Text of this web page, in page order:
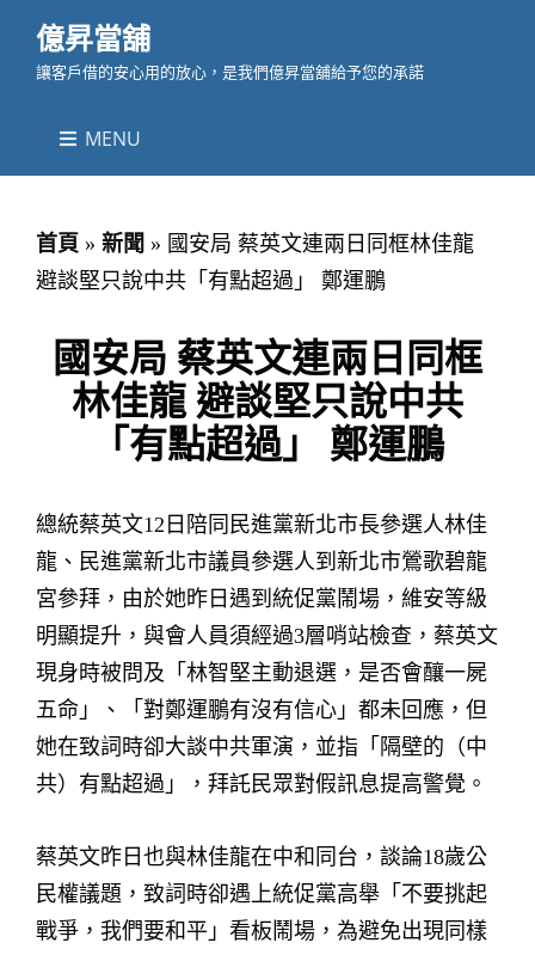
億昇當舖
讓客戶借的安心用的放心，是我們億昇當舖給予您的承諾
MENU
首頁 » 新聞 » 國安局 蔡英文連兩日同框林佳龍
避談堅只說中共「有點超過」 鄭運鵬
國安局 蔡英文連兩日同框
林佳龍 避談堅只說中共
「有點超過」 鄭運鵬
總統蔡英文12日陪同民進黨新北市長參選人林佳
龍、民進黨新北市議員參選人到新北市鶯歌碧龍
宮參拜，由於她昨日遇到統促黨鬧場，維安等級
明顯提升，與會人員須經過3層哨站檢查，蔡英文
現身時被問及「林智堅主動退選，是否會釀一屍
五命」、「對鄭運鵬有沒有信心」都未回應，但
她在致詞時卻大談中共軍演，並指「隔壁的（中
共）有點超過」，拜託民眾對假訊息提高警覺。
蔡英文昨日也與林佳龍在中和同台，談論18歲公
民權議題，致詞時卻遇上統促黨高舉「不要挑起
戰爭，我們要和平」看板鬧場，為避免出現同樣